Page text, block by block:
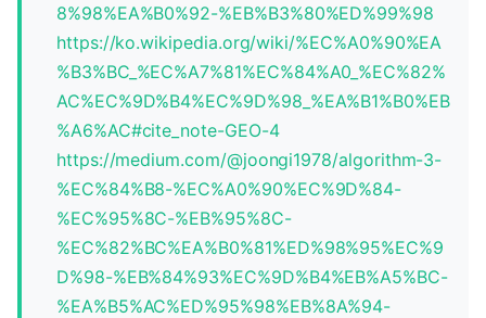
8%98%EA%B0%92-%EB%B3%80%ED%99%98
https://ko.wikipedia.org/wiki/%EC%A0%90%EA
%B3%BC_%EC%A7%81%EC%84%A0_%EC%82%
AC%EC%9D%B4%EC%9D%98_%EA%B1%B0%EB
%A6%AC#cite_note-GEO-4
https://medium.com/@joongi1978/algorithm-3-
%EC%84%B8-%EC%A0%90%EC%9D%84-
%EC%95%8C-%EB%95%8C-
%EC%82%BC%EA%B0%81%ED%98%95%EC%9
D%98-%EB%84%93%EC%9D%B4%EB%A5%BC-
%EA%B5%AC%ED%95%98%EB%8A%94-